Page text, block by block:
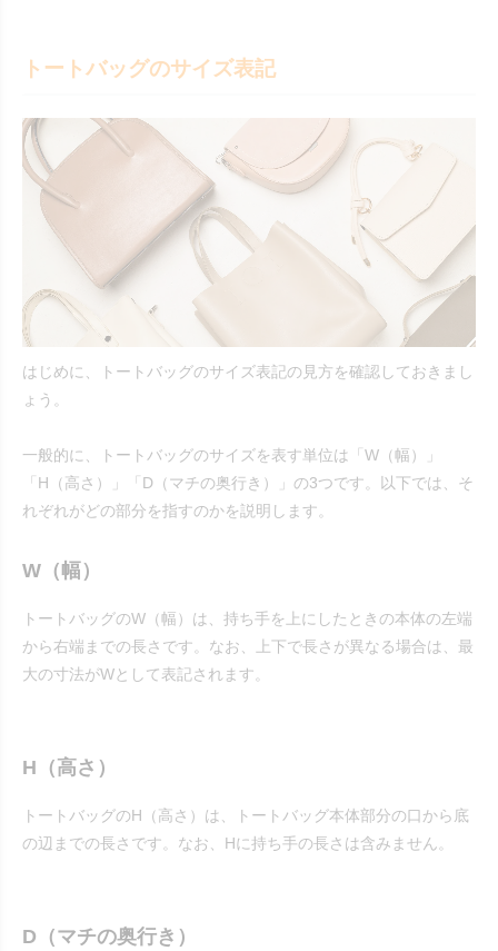
トートバッグのサイズ表記
はじめに、トートバッグのサイズ表記の見方を確認しておきまし
ょう。
一般的に、トートバッグのサイズを表す単位は「W（幅）」
「H（高さ）」「D（マチの奥行き）」の3つです。以下では、そ
れぞれがどの部分を指すのかを説明します。
W（幅）
トートバッグのW（幅）は、持ち手を上にしたときの本体の左端
から右端までの長さです。なお、上下で長さが異なる場合は、最
大の寸法がWとして表記されます。
H（高さ）
トートバッグのH（高さ）は、トートバッグ本体部分の口から底
の辺までの長さです。なお、Hに持ち手の長さは含みません。
D（マチの奥行き）